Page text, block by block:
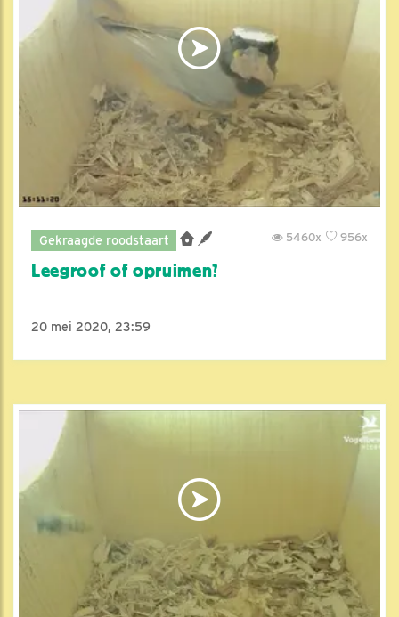
Gekraagde roodstaart 956x
5460x
Leegroof of opruimen?
20 mei 2020, 23:59